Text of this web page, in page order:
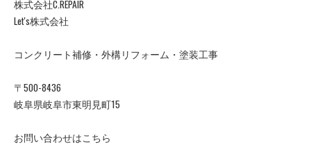
株式会社C.REPAIR
Let's株式会社
コンクリート補修・外構リフォーム・塗装工事
〒500-8436
岐阜県岐阜市東明見町15
お問い合わせはこちら